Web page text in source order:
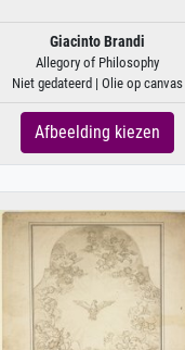
Giacinto Brandi
Allegory of Philosophy
Niet gedateerd | Olie op canvas
Afbeelding kiezen